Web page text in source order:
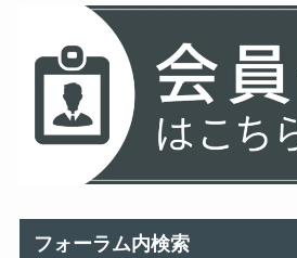
フォーラム内検索